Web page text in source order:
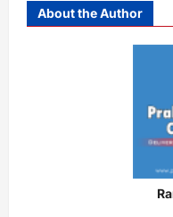
About the Author